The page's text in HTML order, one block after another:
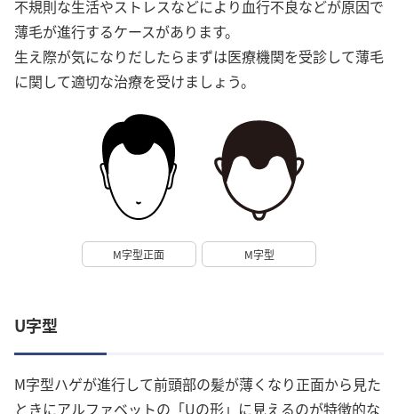
不規則な生活やストレスなどにより血行不良などが原因で
薄毛が進行するケースがあります。
生え際が気になりだしたらまずは医療機関を受診して薄毛
に関して適切な治療を受けましょう。
M字型正面 M字型
U字型
M字型ハゲが進行して前頭部の髪が薄くなり正面から見た
ときにアルファベットの「Uの形」に見えるのが特徴的な